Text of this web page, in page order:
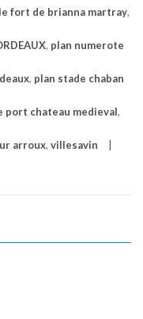
le fort de brianna martray,
, plan numerote
, plan stade chaban
port chateau medieval,
arroux, villesavin